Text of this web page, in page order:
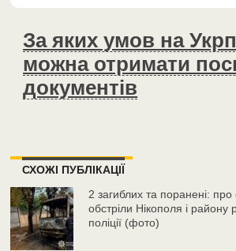
За яких умов на
можна отримати
документів
СХОЖІ ПУБЛІКАЦІЇ
2 загиблих та поранені: про
обстріли Нікополя і району
поліції (фото)